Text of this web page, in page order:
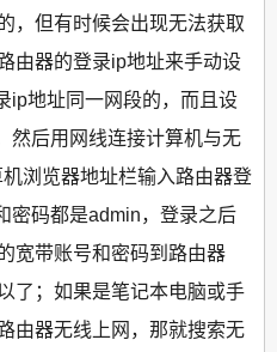
，但有时候会出现无法获取
由器的登录ip地址来手动设
ip地址同一网段的，而且设
然后用网线连接计算机与无
浏览器地址栏输入路由器登
密码都是admin，登录之后
宽带账号和密码到路由器
了；如果是笔记本电脑或手
由器无线上网，那就搜索无